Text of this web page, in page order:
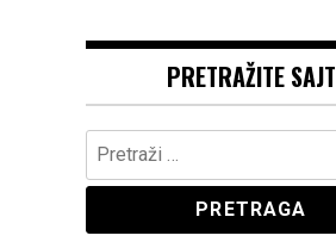
IBALKAN
PRETRAŽITE SAJT
Pretraga: